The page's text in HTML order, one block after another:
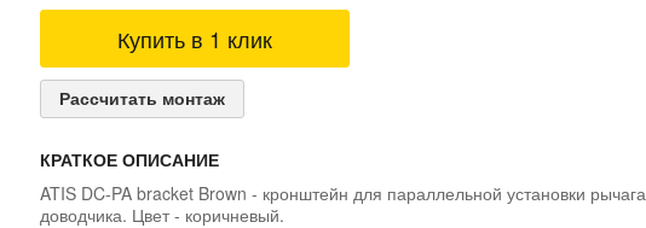
Купить в 1 клик
Рассчитать монтаж
КРАТКОЕ ОПИСАНИЕ
ATIS DC-PA bracket Brown - кронштейн для параллельной установки рычага
доводчика. Цвет - коричневый.